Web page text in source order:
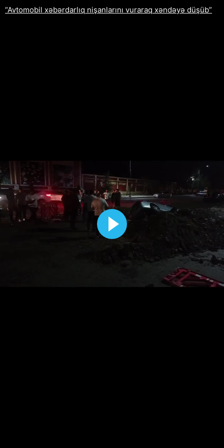
“Avtomobil xəbərdarlıq nişanlarını vuraraq xəndəyə düşüb”